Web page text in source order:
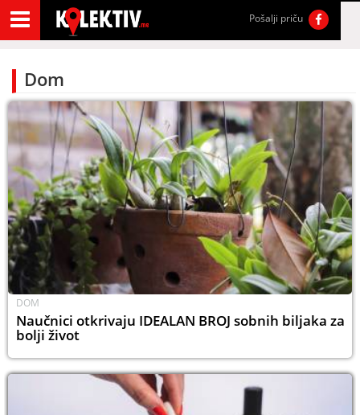
Pošalji priču
Dom
DOM
Naučnici otkrivaju IDEALAN BROJ sobnih biljaka za
bolji život